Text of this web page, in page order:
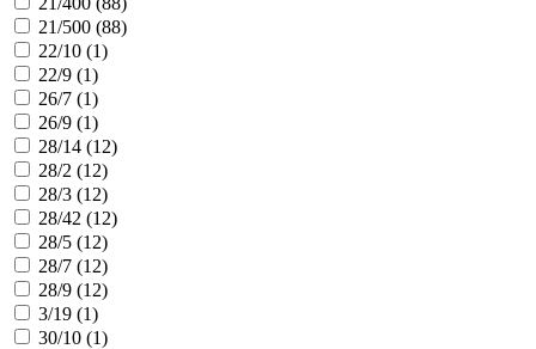
21/500 (88)
22/10 (1)
22/9 (1)
26/7 (1)
26/9 (1)
28/14 (12)
28/2 (12)
28/3 (12)
28/42 (12)
28/5 (12)
28/7 (12)
28/9 (12)
3/19 (1)
30/10 (1)